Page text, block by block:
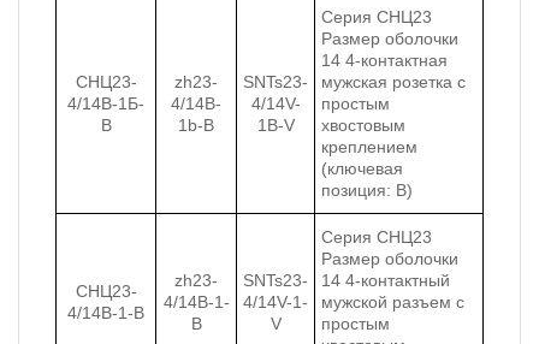
СНЦ23-
4/14В-1Б-
В
zh23-
4/14B-
1b-B
SNTs23-
4/14V-
1B-V
Серия СНЦ23
Размер оболочки
14 4-контактная
мужская розетка с
простым
хвостовым
креплением
(ключевая
позиция: B)
СНЦ23-
4/14В-1-В
zh23-
4/14B-1-
B
SNTs23-
4/14V-1-
V
Серия СНЦ23
Размер оболочки
14 4-контактный
мужской разъем с
простым